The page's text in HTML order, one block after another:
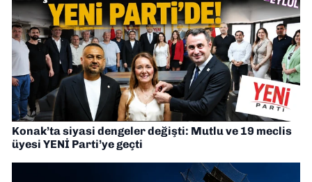
Konak’ta siyasi dengeler değişti: Mutlu ve 19 meclis
üyesi YENİ Parti’ye geçti